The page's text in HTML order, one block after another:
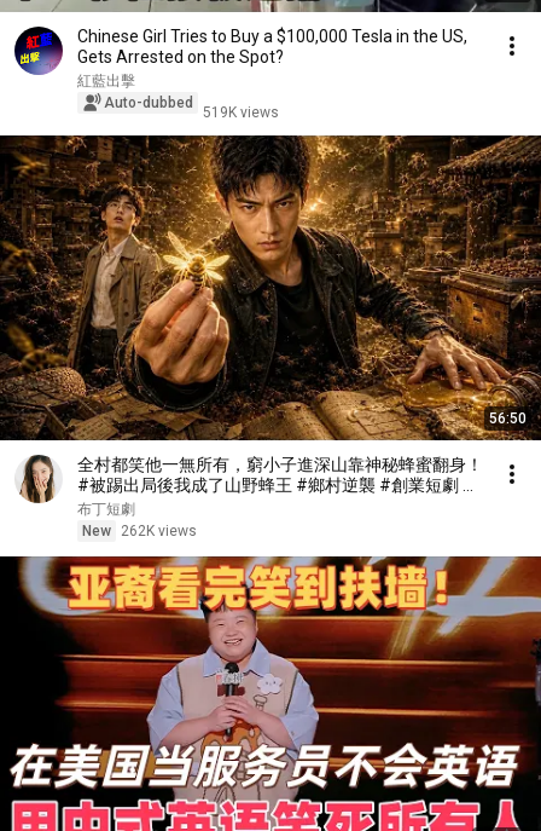
Chinese Girl Tries to Buy a $100,000 Tesla in the US,
Gets Arrested on the Spot?
紅藍出擊
Auto-dubbed
519K views
56:50
全村都笑他一無所有，窮小子進深山靠神秘蜂蜜翻身！
#被踢出局後我成了山野蜂王 #鄉村逆襲 #創業短劇 #
養蜂致富 #窮小子逆襲 #打臉爽劇 #白手起家 #人生翻
盤 #熱門短劇
布丁短劇
New
262K views